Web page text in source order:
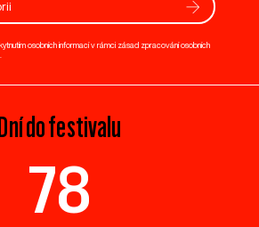
osobních informací v rámci zásad zpracování osobních
Dní do festivalu
78